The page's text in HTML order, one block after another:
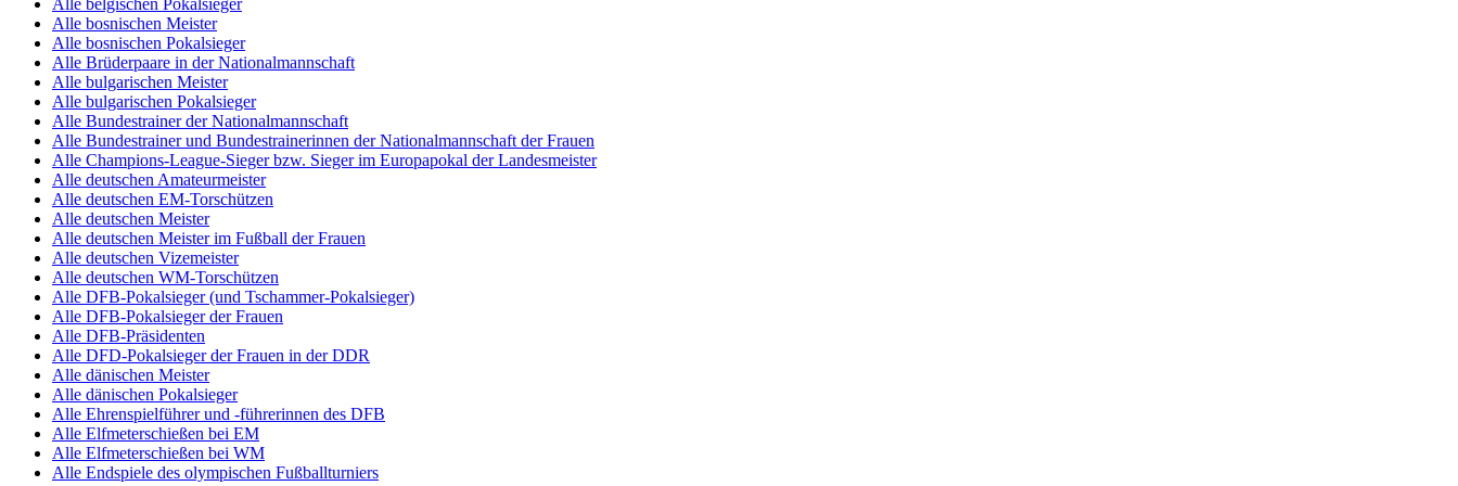
Alle belgischen Pokalsieger
Alle bosnischen Meister
Alle bosnischen Pokalsieger
Alle Brüderpaare in der Nationalmannschaft
Alle bulgarischen Meister
Alle bulgarischen Pokalsieger
Alle Bundestrainer der Nationalmannschaft
Alle Bundestrainer und Bundestrainerinnen der Nationalmannschaft der Frauen
Alle Champions-League-Sieger bzw. Sieger im Europapokal der Landesmeister
Alle deutschen Amateurmeister
Alle deutschen EM-Torschützen
Alle deutschen Meister
Alle deutschen Meister im Fußball der Frauen
Alle deutschen Vizemeister
Alle deutschen WM-Torschützen
Alle DFB-Pokalsieger (und Tschammer-Pokalsieger)
Alle DFB-Pokalsieger der Frauen
Alle DFB-Präsidenten
Alle DFD-Pokalsieger der Frauen in der DDR
Alle dänischen Meister
Alle dänischen Pokalsieger
Alle Ehrenspielführer und -führerinnen des DFB
Alle Elfmeterschießen bei EM
Alle Elfmeterschießen bei WM
Alle Endspiele des olympischen Fußballturniers